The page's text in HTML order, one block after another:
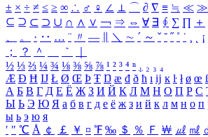
± × ÷ ≠ ≤ ≥ ∞ ∴ ♂ ♀ ∠ ⊥ ⌒ ∂ ∇ ≡ ≒ ≪ ≫
⊆ ⊇ ⊂ ⊃ ∪ ∩ ∧ ∨ ￢ ⇒ ⇔ ∀ ∃ ∮ ∑ ∏ ＋
、
。 · ‥ … ¨ 〃 ― ＼ ∼ ´ ～ ˇ ˘ ˝ ˚ ˙ ¸ ¡
；
？ ＾ ｀
½ ⅓ ⅔ ¼ ¾ ⅛ ⅜ ⅝ ⅞ ¹ ² ³ ⁴ ⁿ ₁ ₂ ₃ ₄
Æ Ð Ħ Ĳ Ł Ø Œ Þ Ŧ Ŋ æ đ ð ħ ı ĳ ĸ ŀ ł ø œ
А Б В Г Д Е Ё Ж З И Й К Л М Н О П Р С
Ы Ь Э Ю Я а б в г д е ё ж з и й к л м н о п
ы ь э ю я
′ ″ ℃ Å ￠ ￡ ￥ ¤ ℉ ‰ ＄ ％ Ｆ ￦ ㎕ ㎖